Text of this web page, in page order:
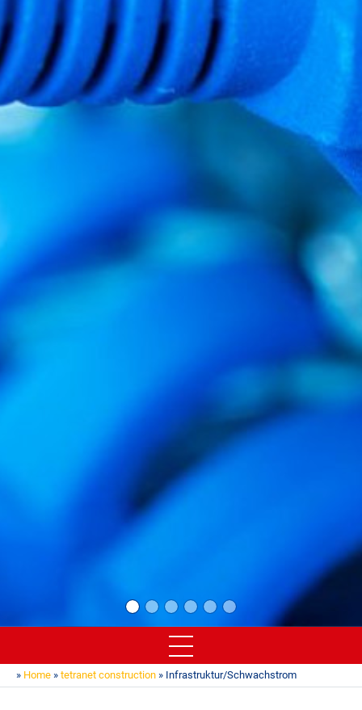
» Home » tetranet construction » Infrastruktur/Schwachstrom